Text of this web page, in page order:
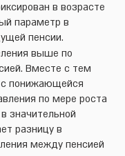
в возрасте
параметр в
пенсии.
выше по
Вместе с тем
понижающейся
по мере роста
значительной
разницу в
между пенсией